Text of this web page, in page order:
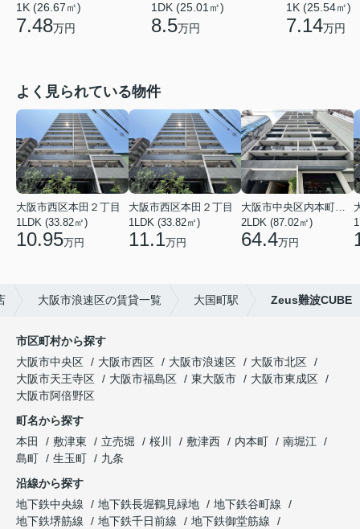
1K (26.67㎡)
7.48万円
1DK (25.01㎡)
8.5万円
1K (25.54㎡)
7.14万円
よく見られている物件
大阪市西区本田２丁目
1LDK (33.82㎡)
10.95万円
大阪市西区本田２丁目
1LDK (33.82㎡)
11.1万円
大阪市中央区内本町１丁目
2LDK (87.02㎡)
64.4万円
大阪市浪速区の賃貸一覧 大国町駅 Zeus難波CUBE
市区町村から探す
大阪市中央区
大阪市西区 大阪市浪速区
大阪市北区
大阪市天王寺区
大阪市福島区 東大阪市
大阪市東成区
大阪市阿倍野区
町名から探す
本田
敷津東 立売堀 桜川 敷津西 内本町
南堀江
島町
生玉町
九条
沿線から探す
地下鉄中央線
地下鉄長堀鶴見緑地
地下鉄谷町線
地下鉄堺筋線
地下鉄千日前線
地下鉄御堂筋線